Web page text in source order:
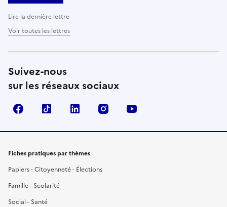
Lire la dernière lettre
Voir toutes les lettres
Suivez-nous
sur les réseaux sociaux
FacebookTikTok LinkedIn Instagram
Fiches pratiques par thèmes
Papiers - Citoyenneté - Élections
Famille - Scolarité
Social - Santé